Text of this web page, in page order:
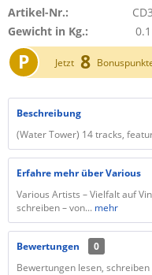
Artikel-Nr.:
Gewicht in Kg.:
P Jetzt 8
Beschreibung
(Water Tower) 14 tracks,
Erfahre mehr über Various
Various Artists – Vielfalt auf
schreiben – von... mehr
Bewertungen
0
Bewertungen lesen,